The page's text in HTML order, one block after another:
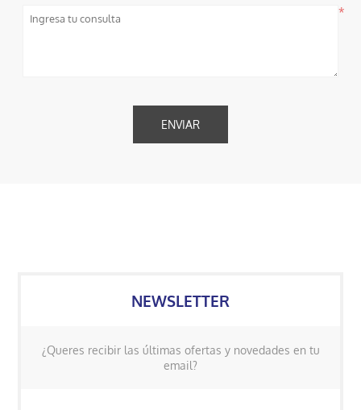
*
NEWSLETTER
¿Queres recibir las últimas ofertas y novedades en tu
email?